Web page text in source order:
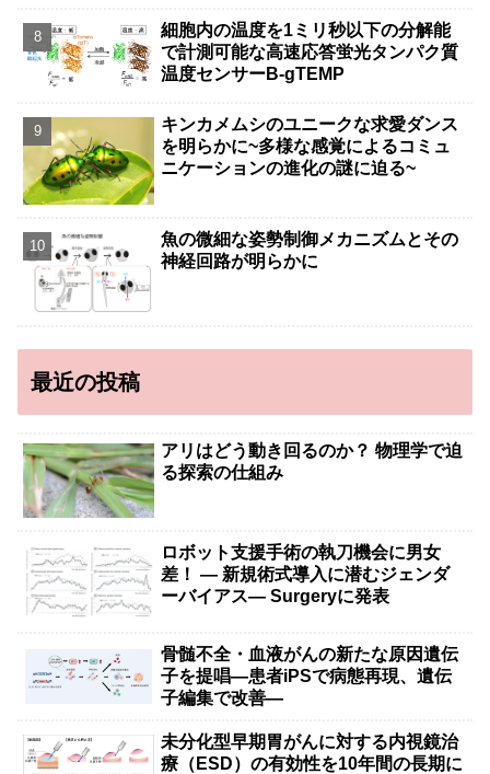
細胞内の温度を1ミリ秒以下の分解能
で計測可能な高速応答蛍光タンパク質
温度センサーB-gTEMP
キンカメムシのユニークな求愛ダンス
を明らかに~多様な感覚によるコミュ
ニケーションの進化の謎に迫る~
魚の微細な姿勢制御メカニズムとその
神経回路が明らかに
最近の投稿
アリはどう動き回るのか？ 物理学で迫
る探索の仕組み
ロボット支援手術の執刀機会に男女
差！ — 新規術式導入に潜むジェンダ
ーバイアス— Surgeryに発表
骨髄不全・血液がんの新たな原因遺伝
子を提唱―患者iPSで病態再現、遺伝
子編集で改善―
未分化型早期胃がんに対する内視鏡治
療（ESD）の有効性を10年間の長期に